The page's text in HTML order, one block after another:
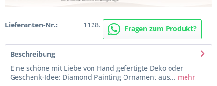
Lieferanten-Nr.: 1128. Fragen zum Produkt?
Beschreibung
Eine schöne mit Liebe von Hand gefertigte Deko oder
Geschenk-Idee: Diamond Painting Ornament aus... mehr